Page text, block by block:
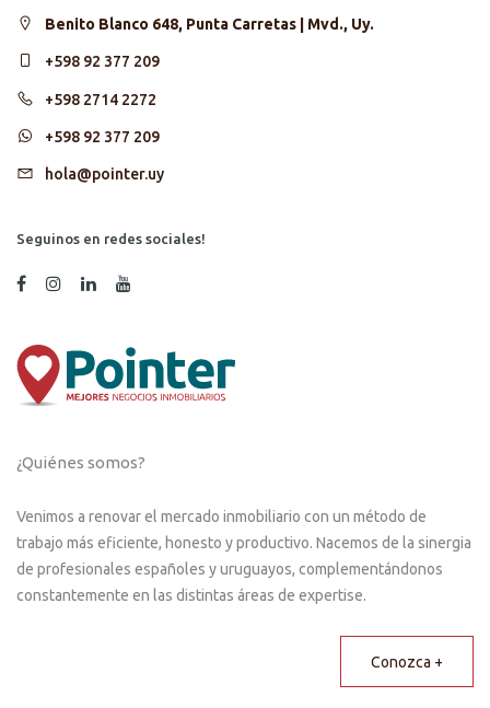
Benito Blanco 648, Punta Carretas | Mvd., Uy.
+598 92 377 209
+598 2714 2272
+598 92 377 209
hola@pointer.uy
Seguinos en redes sociales!
¿Quiénes somos?
Venimos a renovar el mercado inmobiliario con un método de
trabajo más eficiente, honesto y productivo. Nacemos de la sinergia
de profesionales españoles y uruguayos, complementándonos
constantemente en las distintas áreas de expertise.
Conozca +